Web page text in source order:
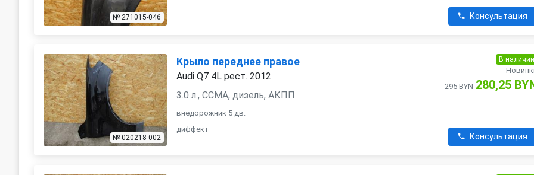
№ 271015-046 Консультация
№ 020218-002
Крыло переднее правое
Audi Q7 4L рест. 2012
3.0 л., CCMA, дизель, АКПП
внедорожник 5 дв.
диффект
В наличии
295 BYN 280,25
Консультация